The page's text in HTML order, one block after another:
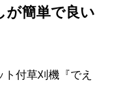
が簡単で良い
付草刈機『でえ